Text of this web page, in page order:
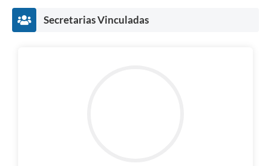
Secretarias Vinculadas